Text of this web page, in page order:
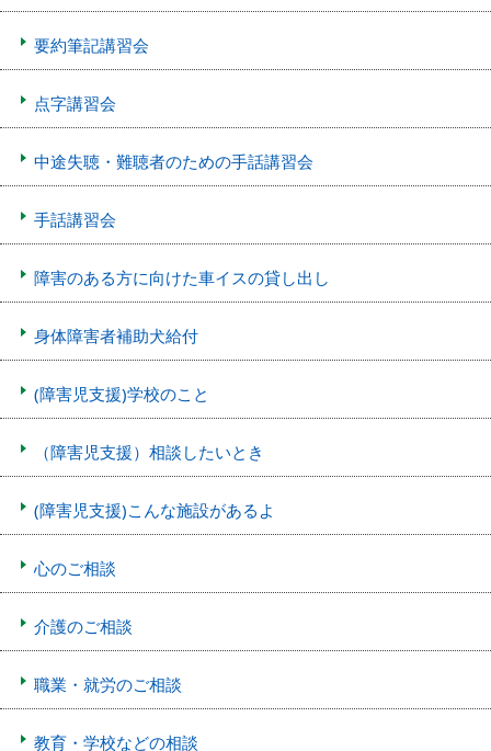
要約筆記講習会
点字講習会
中途失聴・難聴者のための手話講習会
手話講習会
障害のある方に向けた車イスの貸し出し
身体障害者補助犬給付
(障害児支援)学校のこと
（障害児支援）相談したいとき
(障害児支援)こんな施設があるよ
心のご相談
介護のご相談
職業・就労のご相談
教育・学校などの相談